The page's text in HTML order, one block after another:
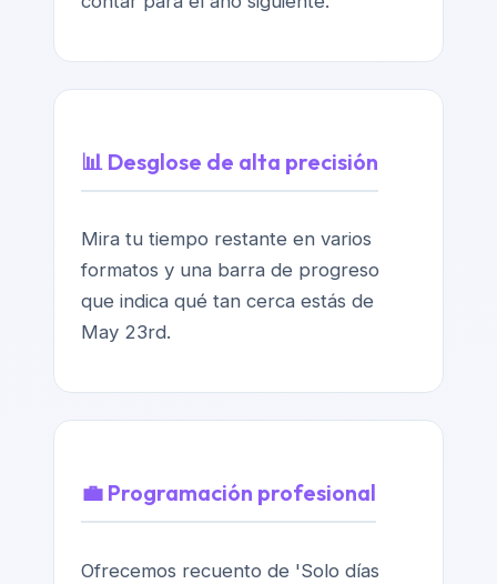
📊 Desglose de alta precisión
Mira tu tiempo restante en varios
formatos y una barra de progreso
que indica qué tan cerca estás de
May 23rd.
💼 Programación profesional
Ofrecemos recuento de 'Solo días